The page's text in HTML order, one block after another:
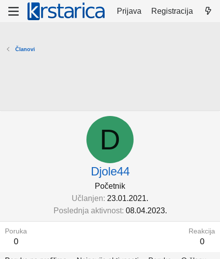
Prijava Registracija
Članovi
D
Djole44
Početnik
Učlanjen 23.01.2021.
Poslednja aktivnost 08.04.2023.
Poruka
0
Reakcija
0